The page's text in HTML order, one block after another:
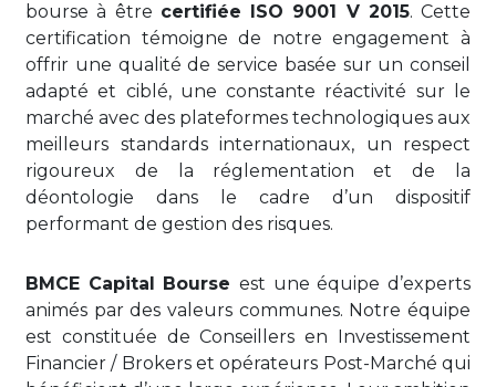
bourse à être certifiée ISO 9001 V 2015. Cette
certification témoigne de notre engagement à
offrir une qualité de service basée sur un conseil
adapté et ciblé, une constante réactivité sur le
marché avec des plateformes technologiques aux
meilleurs standards internationaux, un respect
rigoureux de la réglementation et de la
déontologie dans le cadre d’un dispositif
performant de gestion des risques.
BMCE Capital Bourse est une équipe d’experts
animés par des valeurs communes. Notre équipe
est constituée de Conseillers en Investissement
Financier / Brokers et opérateurs Post-Marché qui